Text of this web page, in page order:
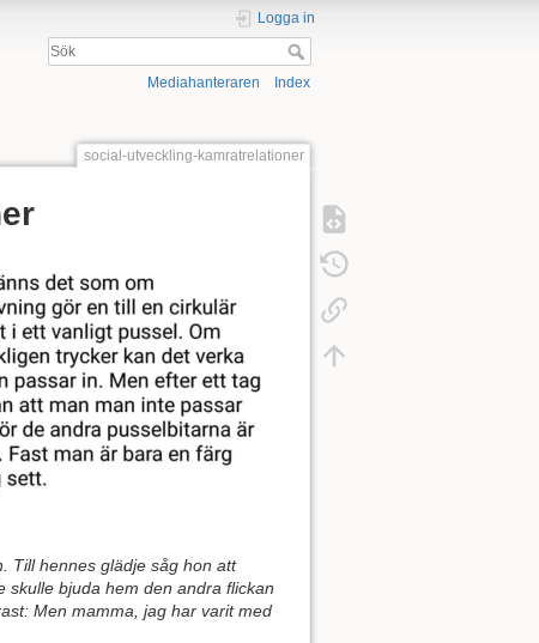
Logga in
Mediahanteraren Index
social-utveckling-kamratrelationer
Till hennes glädje såg hon att
bjuda hem den andra flickan
Men mamma, jag har varit med